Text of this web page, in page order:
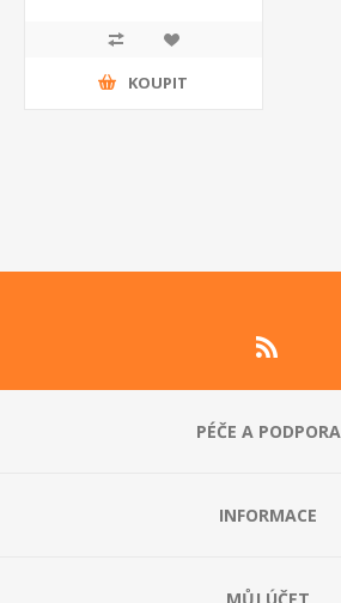
KOUPIT
PÉČE A PODPORA
INFORMACE
MŮJ ÚČET